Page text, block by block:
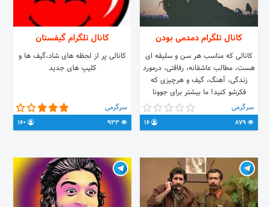
کانال تلگرام دمدمی بودن
کانالی که مناسب هر سن و سلیقه ای
هست، مطالب عاشقانه، رفاقتی، درمورد
زندگی، آهنگ، گیف و هرچیزی که
فکرشو کنید! ما بیشتر برای جوونا
مینویسیم اما دست رد به سینه کسی
نمیزنیم خودتون باید بیاید و کیفیت
محتوا رو ببینید
سرگرمی
کانال تلگرام گیفستان
کانالی پر از لحظه های شاد،گیف ها و
کلیپ های جدید
سرگرمی